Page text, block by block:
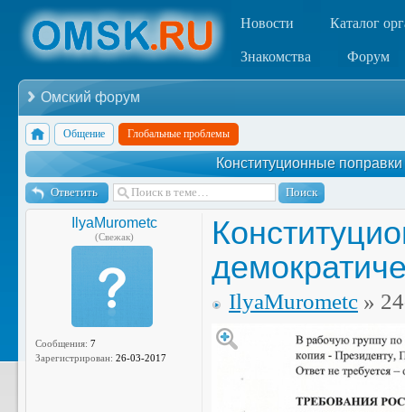
Новости Каталог
Знакомства Форум
Омский форум
Общение Глобальные проблемы
Конституционные
Ответить
IlyaMurometc
(Свежак)
Сообщения: 7
Зарегистрирован: 26-03-2017
IlyaMurometc »